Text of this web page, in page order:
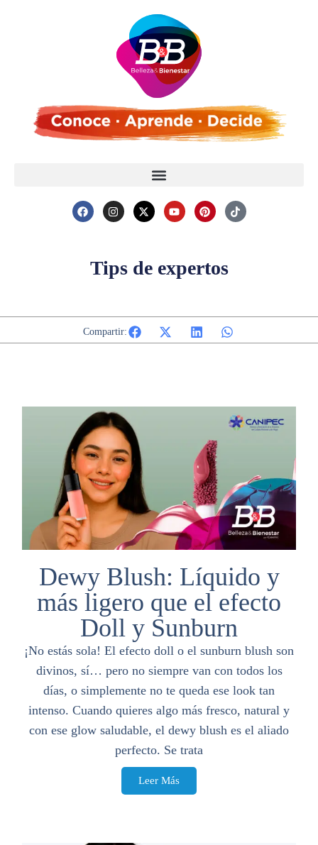
Tips de expertos
Compartir:
Dewy Blush: Líquido y
más ligero que el efecto
Doll y Sunburn
¡No estás sola! El efecto doll o el sunburn blush son
divinos, sí… pero no siempre van con todos los
días, o simplemente no te queda ese look tan
intenso. Cuando quieres algo más fresco, natural y
con ese glow saludable, el dewy blush es el aliado
perfecto. Se trata
Leer Más